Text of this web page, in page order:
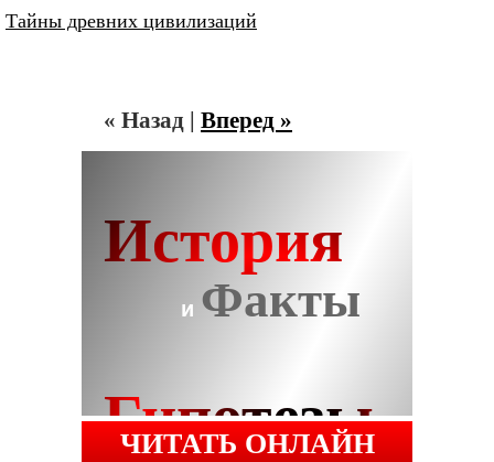
Тайны древних цивилизаций
« Назад | Вперед »
ЧИТАТЬ ОНЛАЙН